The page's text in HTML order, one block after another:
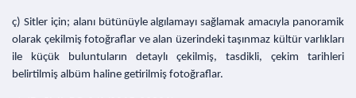
ç) Sitler için; alanı bütünüyle algılamayı sağlamak amacıyla panoramik
olarak çekilmiş fotoğraflar ve alan üzerindeki taşınmaz kültür varlıkları
ile küçük buluntuların detaylı çekilmiş, tasdikli, çekim tarihleri
belirtilmiş albüm haline getirilmiş fotoğraflar.